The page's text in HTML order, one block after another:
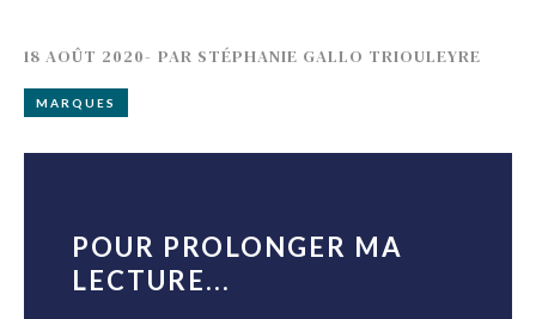
18 AOÛT 2020- PAR STÉPHANIE GALLO TRIOULEYRE
MARQUES
POUR PROLONGER MA
LECTURE...